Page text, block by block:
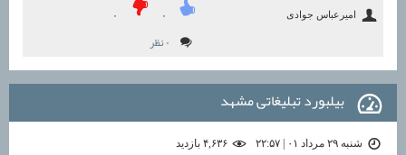
امیرعباس جوادی ۰ ۰
۰ نظر
بیلبورد تبلیغاتی مشهد
شنبه ۲۹ مرداد ۰۱ | ۲۲:۵۷